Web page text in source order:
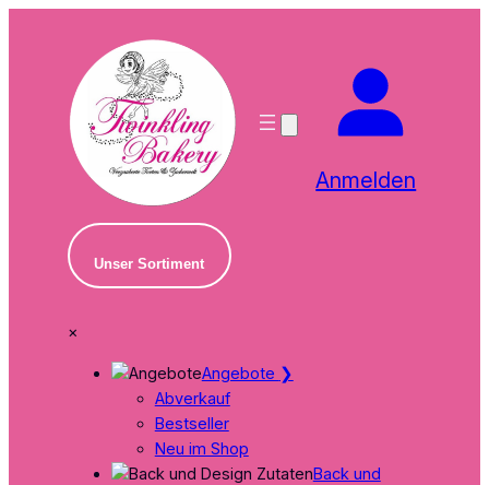
Anmelden
Unser Sortiment
×
Angebote ❯
Abverkauf
Bestseller
Neu im Shop
Back und